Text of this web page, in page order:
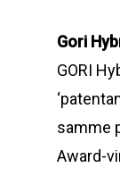
Gori
GORI
samme
Award-